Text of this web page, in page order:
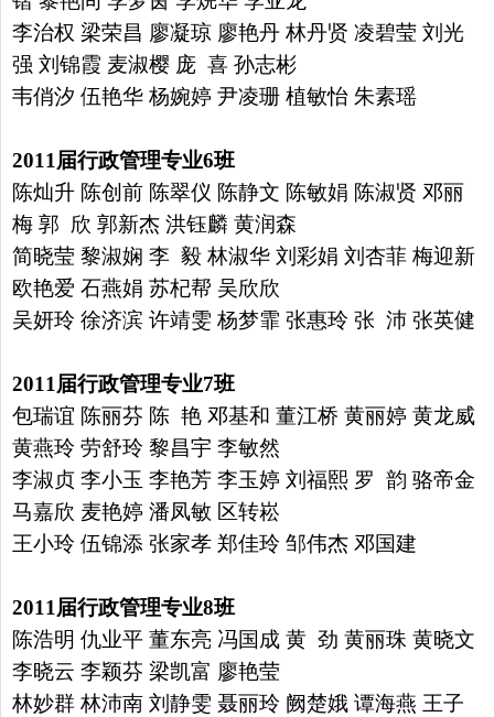
李治权 梁荣昌 廖凝琼 廖艳丹 林丹贤 凌碧莹 刘光
强 刘锦霞 麦淑樱 庞 喜 孙志彬
韦俏汐 伍艳华 杨婉婷 尹凌珊 植敏怡 朱素瑶
2011 届行政管理专业6班
陈灿升 陈创前 陈翠仪 陈静文 陈敏娟 陈淑贤 邓丽
梅 郭 欣 郭新杰 洪钰麟 黄润森
简晓莹 黎淑娴 李 毅 林淑华 刘彩娟 刘杏菲 梅迎新
欧艳爱 石燕娟 苏杞帮 吴欣欣
吴妍玲 徐济滨 许靖雯 杨梦霏 张惠玲 张 沛 张英健
2011 届行政管理专业7班
包瑞谊 陈丽芬 陈 艳 邓基和 董江桥 黄丽婷 黄龙威
黄燕玲 劳舒玲 黎昌宇 李敏然
李淑贞 李小玉 李艳芳 李玉婷 刘福熙 罗 韵 骆帝金
马嘉欣 麦艳婷 潘凤敏 区转崧
王小玲 伍锦添 张家孝 郑佳玲 邹伟杰 邓国建
2011 届行政管理专业8班
陈浩明 仇业平 董东亮 冯国成 黄 劲 黄丽珠 黄晓文
李晓云 李颖芬 梁凯富 廖艳莹
林妙群 林沛南 刘静雯 聂丽玲 阙楚娥 谭海燕 王子